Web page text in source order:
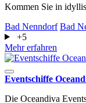
Kommen Sie in
Bad Nenndorf Bad
+5
Mehr erfahren
Eventschiffe
Die Oceandiva